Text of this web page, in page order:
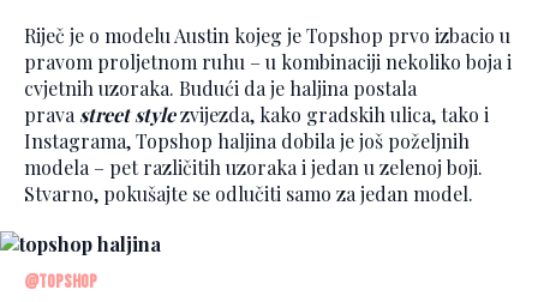
Riječ je o modelu Austin kojeg je Topshop prvo izbacio u
pravom proljetnom ruhu – u kombinaciji nekoliko boja i
cvjetnih uzoraka. Budući da je haljina postala
pravastreet stylezvijezda, kako gradskih ulica, tako i
Instagrama, Topshop haljina dobila je još poželjnih
modela – pet različitih uzoraka i jedan u zelenoj boji.
Stvarno, pokušajte se odlučiti samo za jedan model.
@topshop